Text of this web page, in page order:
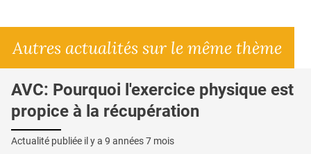
Autres actualités sur le même thème
AVC: Pourquoi l'exercice physique est
propice à la récupération
Actualité publiée il y a 9 années 7 mois